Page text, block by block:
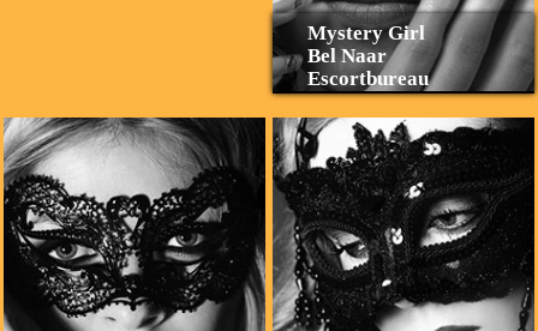
Mystery Girl
Bel Naar
Escortbureau